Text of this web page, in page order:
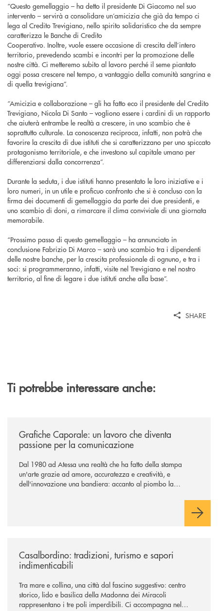
“Questo gemellaggio – ha detto il presidente Di Giacomo nel suo
intervento – servirà a consolidare un’amicizia che già da tempo ci
lega al Credito Trevigiano, nello spirito solidaristico che da sempre
caratterizza le Banche di Credito
Cooperativo. Inoltre, vuole essere occasione di crescita dell’intero
territorio, prevedendo scambi e incontri per la promozione delle
nostre città. Ci metteremo subito al lavoro perché il seme piantato
oggi possa crescere nel tempo, a vantaggio della comunità sangrina e
di quella trevigiana”.
“Amicizia e collaborazione – gli ha fatto eco il presidente del Credito
Trevigiano, Nicola Di Santo – vogliono essere i cardini di un rapporto
che aiuterà entrambe le realtà a crescere, in uno scambio che è
soprattutto culturale. La conoscenza reciproca, infatti, non potrà che
favorire la crescita di due istituti che si caratterizzano per uno spiccato
protagonismo territoriale, e che investono sul capitale umano per
differenziarsi dalla concorrenza”.
Durante la seduta, i due istituti hanno presentato le loro iniziative e i
loro numeri, in un utile e proficuo confronto che si è concluso con la
firma dei documenti di gemellaggio da parte dei due presidenti, e
uno scambio di doni, a rimarcare il clima conviviale di una giornata
memorabile.
“Prossimo passo di questo gemellaggio – ha annunciato in
conclusione Fabrizio Di Marco – sarà uno scambio tra i dipendenti
delle nostre banche, per la crescita professionale di ognuno, e tra i
soci: si programmeranno, infatti, visite nel Trevigiano e nel nostro
territorio, al fine di legare i due istituti anche alla base”.
SHARE
Ti potrebbe interessare anche:
Grafiche Caporale: un lavoro che diventa
passione per la comunicazione
Dal 1980 ad Atessa una realtà che ha fatto della stampa
un'arte grazie ad amore, accuratezza e creatività, e
dell'innovazione una bandiera: accanto al piombo la
Casalbordino: tradizioni, turismo e sapori
indimenticabili
Tra mare e collina, una città dal fascino suggestivo: centro
storico, lido e basilica della Madonna dei Miracoli
rappresentano i tre poli imperdibili. Ci accompagna nel